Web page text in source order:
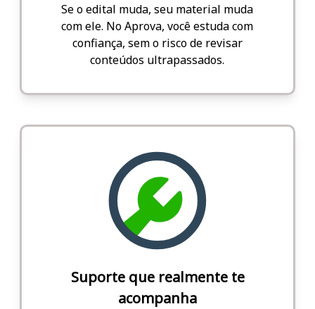
Se o edital muda, seu material muda
com ele. No Aprova, você estuda com
confiança, sem o risco de revisar
conteúdos ultrapassados.
Suporte que realmente te
acompanha